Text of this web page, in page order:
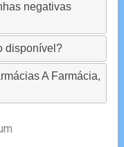
negativas
disponível?
A Farmácia,